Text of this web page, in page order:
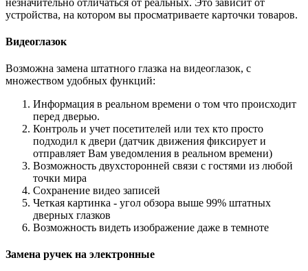
устройства, на котором вы просматриваете карточки товаров.
Видеоглазок
Возможна замена штатного глазка на видеоглазок, с
множеством удобных функций:
Информация в реальном времени о том что происходит
перед дверью.
Контроль и учет посетителей или тех кто просто
подходил к двери (датчик движения фиксирует и
отправляет Вам уведомления в реальном времени)
Возможность двухсторонней связи с гостями из любой
точки мира
Сохранение видео записей
Четкая картинка - угол обзора выше 99% штатных
дверных глазков
Возможность видеть изображение даже в темноте
Замена ручек на электронные